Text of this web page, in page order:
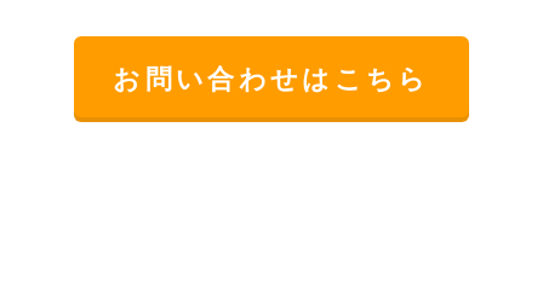
お問い合わせはこちら